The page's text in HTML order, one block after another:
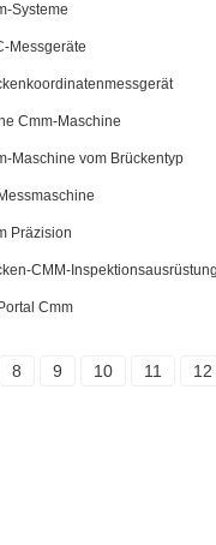
Systeme
Messgeräte
Cmm-Maschine
Maschine vom Brückentyp
Präzision
CMM-Inspektionsausrüstung
Cmm
8 9 10 11 12